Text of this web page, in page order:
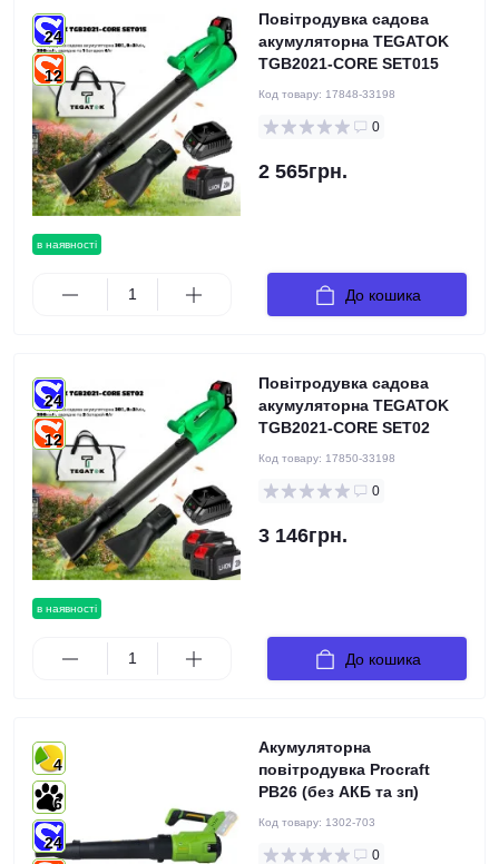
в наявності
24
12
Повітродувка садова
акумуляторна TEGATOK
TGB2021-CORE SET015
Код товару: 17848-33198
0
2 565грн.
До кошика
в наявності
24
12
Повітродувка садова
акумуляторна TEGATOK
TGB2021-CORE SET02
Код товару: 17850-33198
0
3 146грн.
До кошика
4
6
24
Акумуляторна
повітродувка Procraft
PB26 (без АКБ та зп)
Код товару: 1302-703
0